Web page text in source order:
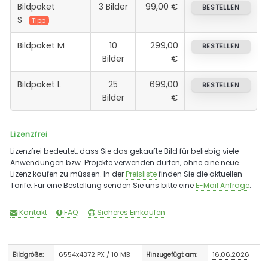
Bildpaket
S
Tipp
3 Bilder 99,00 € BESTELLEN
Bildpaket M
10
Bilder
299,00
€
BESTELLEN
Bildpaket L
25
Bilder
699,00
€
BESTELLEN
Lizenzfrei
Lizenzfrei bedeutet, dass Sie das gekaufte Bild für beliebig viele
Anwendungen bzw. Projekte verwenden dürfen, ohne eine neue
Lizenz kaufen zu müssen. In derPreislistefinden Sie die aktuellen
Tarife. Für eine Bestellung senden Sie uns bitte eineE-Mail Anfrage.
Kontakt FAQ Sicheres Einkaufen
Bildgröße: 6554x4372 PX / 10 MB Hinzugefügt am: 16.06.2026